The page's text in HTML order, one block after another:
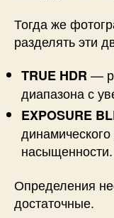
Тогда же
разделять эти
TRUE HDR—
диапазона с
EXPOSURE
насыщенности.
Определения
достаточные.